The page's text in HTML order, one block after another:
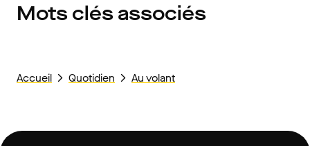
Mots clés associés
Accueil Quotidien Au volant